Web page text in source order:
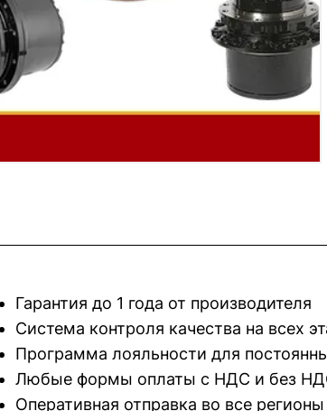
Гарантия до 1 года от производителя
Система контроля качества на всех
Программа лояльности для
Любые формы оплаты с НДС и без
Оперативная отправка во все